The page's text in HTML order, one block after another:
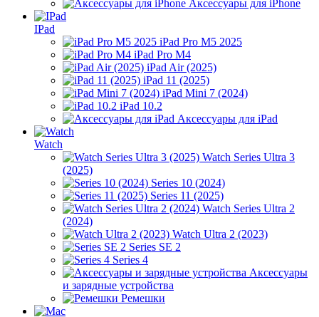
Аксессуары для iPhone
IPad
iPad Pro M5 2025
iPad Pro M4
iPad Air (2025)
iPad 11 (2025)
iPad Mini 7 (2024)
iPad 10.2
Аксессуары для iPad
Watch
Watch Series Ultra 3
(2025)
Series 10 (2024)
Series 11 (2025)
Watch Series Ultra 2
(2024)
Watch Ultra 2 (2023)
Series SE 2
Series 4
Аксессуары
и зарядные устройства
Ремешки